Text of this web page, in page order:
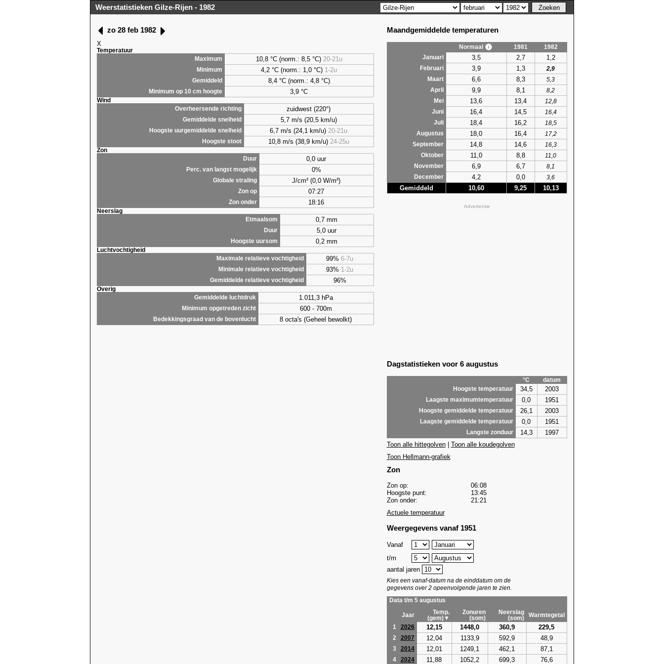
Weerstatistieken Gilze-Rijen - 1982
zo 28 feb 1982
X
Temperatuur
Maximum
10,8 °C (norm.: 8,5 °C) 20-21u
Minimum 4,2 °C (norm.: 1,0 °C) 1-2u
Gemiddeld 8,4°C (norm.: 4,8 °C)
Minimum op 10 cm hoogte 3,9 °C
Wind
Overheersende richting
zuidwest (220°)
Gemiddelde snelheid 5,7 m/s (20,5 km/u)
Hoogste uurgemiddelde snelheid 6,7 m/s (24,1 km/u) 20-21u
Hoogste stoot 10,8 m/s (38,9 km/u) 24-25u
Zon
Duur
0,0 uur
Perc. van langst mogelijk 0%
Globale straling J/cm² (0,0 W/m²)
Zon op 07:27
Zon onder 18:16
Neerslag
Etmaalsom
0,7 mm
Duur 5,0 uur
Hoogste uursom 0,2 mm
Luchtvochtigheid
Maximale relatieve vochtigheid
99%6-7u
Minimale relatieve vochtigheid 93% 1-2u
Gemiddelde relatieve vochtigheid 96%
Overig
Gemiddelde luchtdruk
1.011,3 hPa
Minimum opgetreden zicht 600 - 700m
Bedekkingsgraad van de bovenlucht 8 octa's (Geheel bewolkt)
Maandgemiddelde temperaturen
Normaal 1981
1982
Januari
3,5 2,7 1,2
Februari 3,9 1,3
2,9
Maart
6,6 8,3
5,3
April
9,9 8,1
8,2
Mei
13,6 13,4
12,8
Juni
16,4 14,5
16,4
Juli
18,4 16,2
18,5
Augustus
18,0 16,4
17,2
September
14,8 14,6
16,3
Oktober
11,0 8,8
11,0
November
6,9 6,7
8,1
December
4,2 0,0 3,6
Gemiddeld 10,60 9,25 10,13
Advertentie
Dagstatistieken voor 6 augustus
°C
datum
Hoogste temperatuur
34,5 2003
Laagste maximumtemperatuur 0,0 1951
Hoogste gemiddelde temperatuur 26,1 2003
Laagste gemiddelde temperatuur 0,0 1951
Langste zonduur 14,3
1997
Toon alle hittegolven| Toon alle koudegolven
Toon Hellmann-grafiek
Zon
Zon op:
06:08
Hoogste punt:
13:45
Zon onder:
21:21
Actuele temperatuur
Weergegevens vanaf 1951
Vanaf
t/m
aantal jaren
Kies een vanaf-datum na de einddatum om de
gegevens over 2 opeenvolgende jaren te zien.
Data t/m 5 augustus
Jaar
Temp.
(gem)▼
Zonuren
(som)
Neerslag
(som)
Warmtegetal
1
2026 12,15 1448,0 360,9 229,5
2 2007 12,04 1133,9 592,9 48,9
3 2014 12,01 1249,1 462,1 87,1
4 2024 11,88 1052,2 699,3 76,6